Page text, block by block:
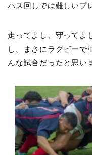
パス回しでは難しいプ
走ってよし、守ってよ
し。まさにラグビーで
んな試合だったと思い